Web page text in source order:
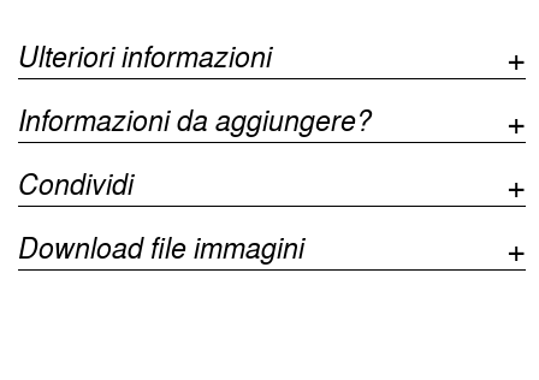
Ulteriori informazioni
Informazioni da aggiungere?
Condividi
Download file immagini